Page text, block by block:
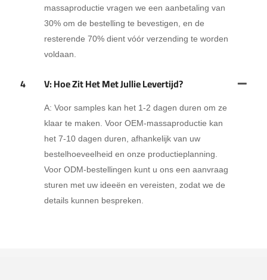
massaproductie vragen we een aanbetaling van
30% om de bestelling te bevestigen, en de
resterende 70% dient vóór verzending te worden
voldaan.
4 V: Hoe Zit Het Met Jullie Levertijd?
A: Voor samples kan het 1-2 dagen duren om ze
klaar te maken. Voor OEM-massaproductie kan
het 7-10 dagen duren, afhankelijk van uw
bestelhoeveelheid en onze productieplanning.
Voor ODM-bestellingen kunt u ons een aanvraag
sturen met uw ideeën en vereisten, zodat we de
details kunnen bespreken.